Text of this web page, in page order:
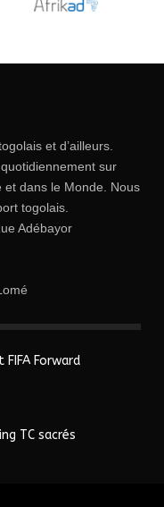
et d’ailleurs.
sur
et dans le Monde. Nous
togolais.
Adébayor
Forward
TC sacrés